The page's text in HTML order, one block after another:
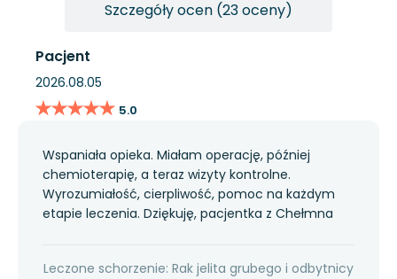
Szczegóły ocen (23 oceny)
Pacjent
2026.08.05
★★★★★
★★★★★ 5.0
Wspaniała opieka. Miałam operację, później
chemioterapię, a teraz wizyty kontrolne.
Wyrozumiałość, cierpliwość, pomoc na każdym
etapie leczenia. Dziękuję, pacjentka z Chełmna
Leczone schorzenie: Rak jelita grubego i odbytnicy